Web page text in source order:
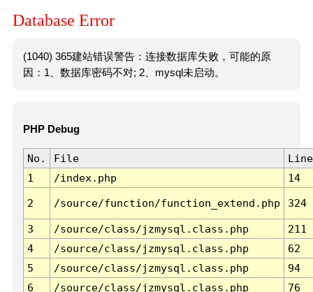
Database Error
(1040) 365建站错误警告：连接数据库失败，可能的原
因：1、数据库密码不对; 2、mysql未启动。
PHP Debug
No. File
Line
1
/index.php 14
2 /source/function/function_extend.php 324
3 /source/class/jzmysql.class.php
211
4
/source/class/jzmysql.class.php
62
5
/source/class/jzmysql.class.php
94
6
/source/class/jzmysql.class.php 76